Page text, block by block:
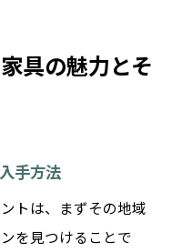
のポイント
し空間とは
家具の選定
具の魅力とそ
手方法
トは、まずその地域
を見つけることで